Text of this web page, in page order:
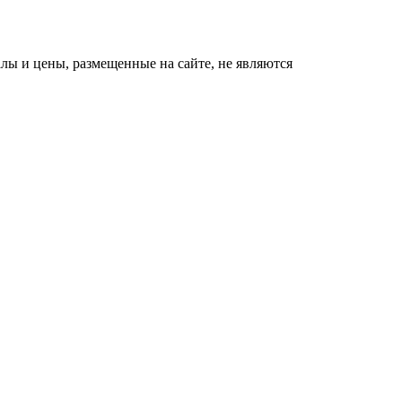
и цены, размещенные на сайте, не являются